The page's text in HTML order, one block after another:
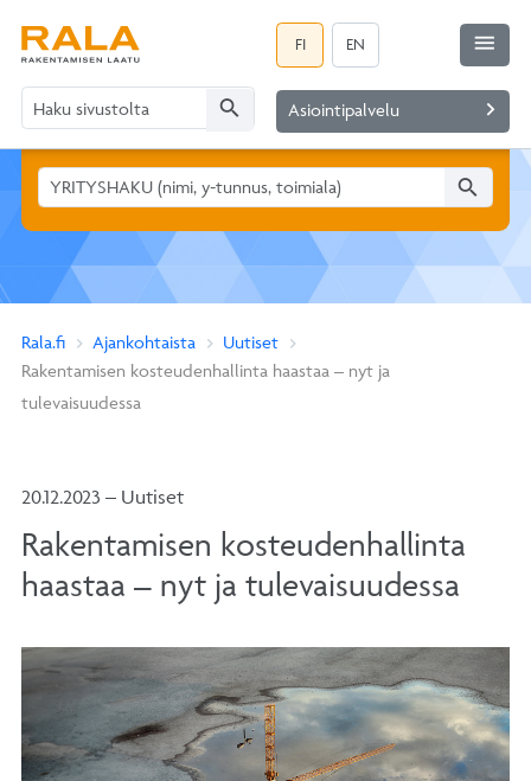
FI EN
search Asiointipalvelu navigate_next
menu
search
Rala.fi Ajankohtaista
Uutiset
Rakentamisen kosteudenhallinta haastaa – nyt ja
tulevaisuudessa
20.12.2023 – Uutiset
Rakentamisen kosteudenhallinta
haastaa – nyt ja tulevaisuudessa